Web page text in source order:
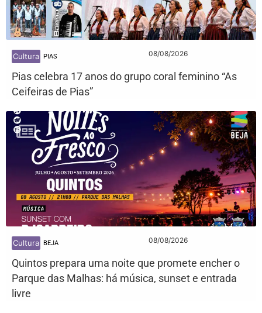
Cultura PIAS 08/08/2026
Pias celebra 17 anos do grupo coral feminino “As
Ceifeiras de Pias”
Cultura BEJA 08/08/2026
Quintos prepara uma noite que promete encher o
Parque das Malhas: há música, sunset e entrada
livre